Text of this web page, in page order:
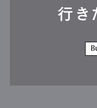
行き